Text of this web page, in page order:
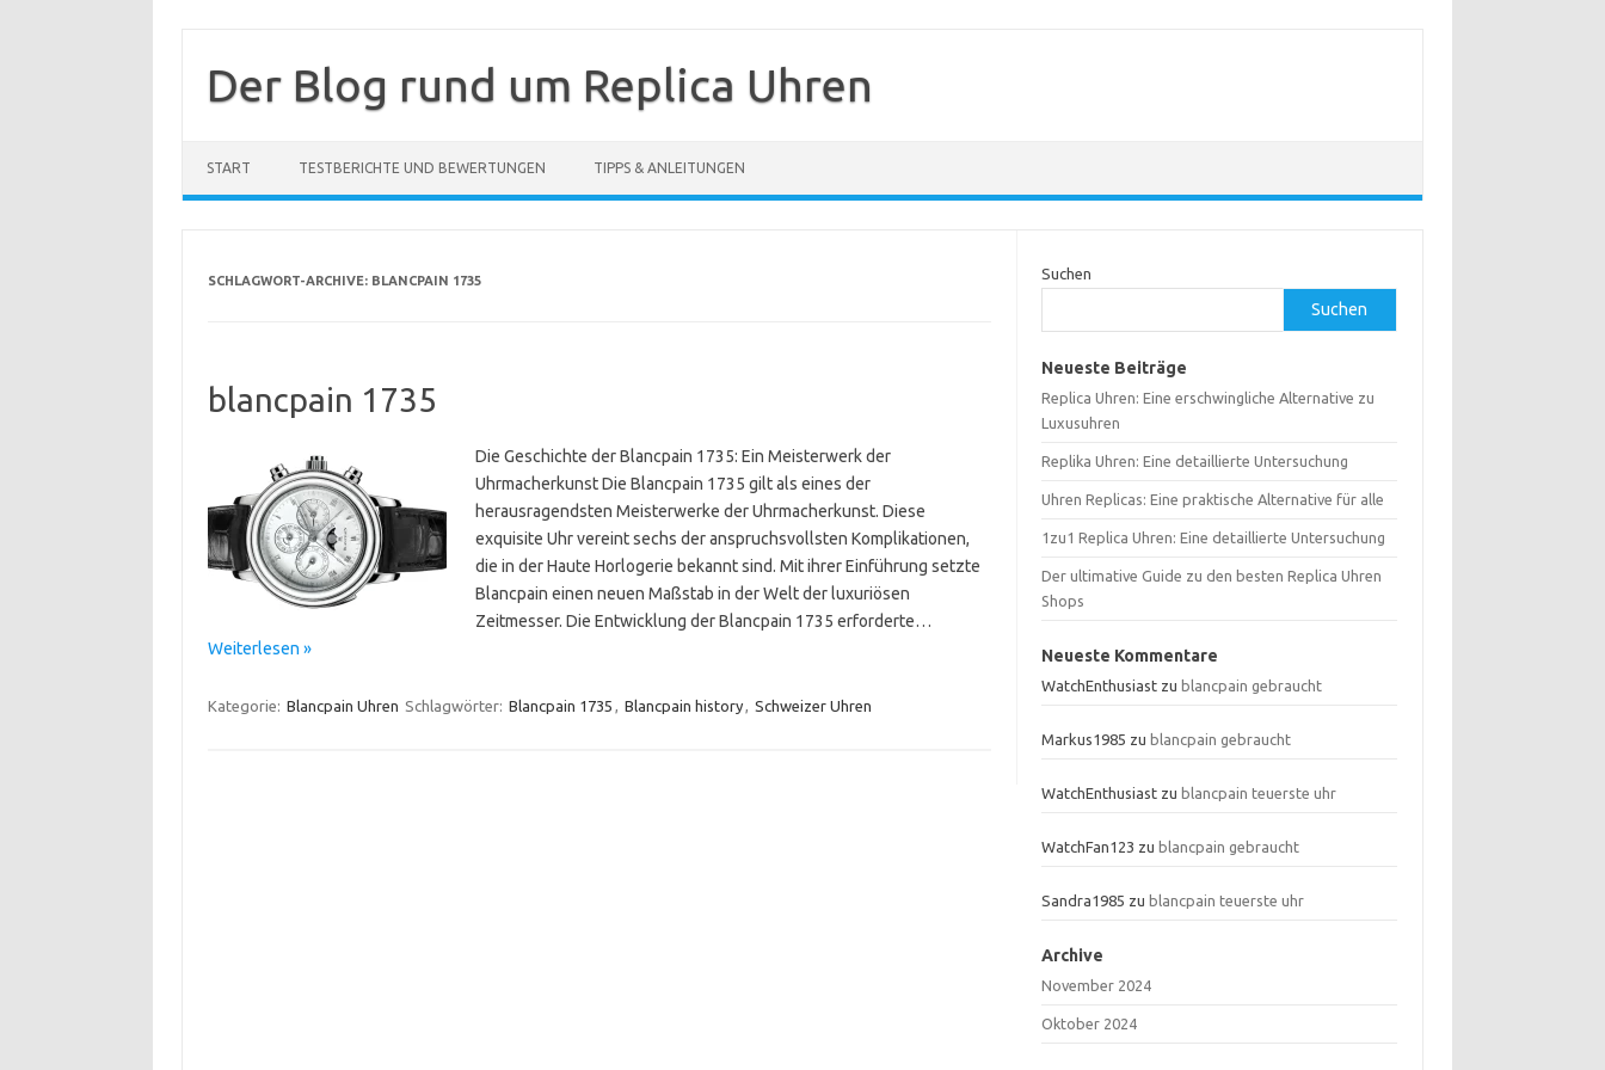
springen
Der Blog rund um Replica Uhren
START TESTBERICHTE UND BEWERTUNGEN TIPPS & ANLEITUNGEN
SCHLAGWORT-ARCHIVE: BLANCPAIN 1735
blancpain 1735
Die Geschichte der Blancpain 1735: Ein Meisterwerk der
Uhrmacherkunst Die Blancpain 1735 gilt als eines der
herausragendsten Meisterwerke der Uhrmacherkunst. Diese
exquisite Uhr vereint sechs der anspruchsvollsten Komplikationen,
die in der Haute Horlogerie bekannt sind. Mit ihrer Einführung setzte
Blancpain einen neuen Maßstab in der Welt der luxuriösen
Zeitmesser. Die Entwicklung der Blancpain 1735 erforderte…
Weiterlesen »
Kategorie: Blancpain Uhren Schlagwörter: Blancpain 1735 , Blancpain history, Schweizer Uhren
Suchen
Suchen
Neueste Beiträge
Replica Uhren: Eine erschwingliche Alternative zu
Luxusuhren
Replika Uhren: Eine detaillierte Untersuchung
Uhren Replicas: Eine praktische Alternative für alle
1zu1 Replica Uhren: Eine detaillierte Untersuchung
Der ultimative Guide zu den besten Replica Uhren
Shops
Neueste Kommentare
WatchEnthusiast zu blancpain gebraucht
Markus1985 zu blancpain gebraucht
WatchEnthusiast zu blancpain teuerste uhr
WatchFan123 zu blancpain gebraucht
Sandra1985 zu blancpain teuerste uhr
Archive
November 2024
Oktober 2024